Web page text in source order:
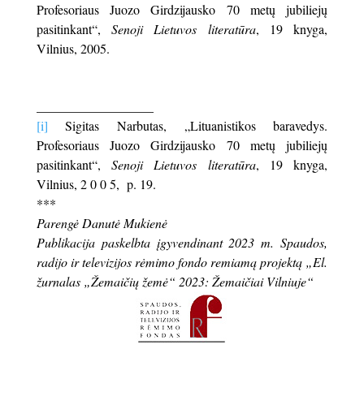
Profesoriaus Juozo Girdzijausko 70 metų jubiliejų
pasitinkant“,Senoji Lietuvos literatūra, 19 knyga,
Vilnius, 2005.
[i] Sigitas Narbutas, „Lituanistikos baravedys.
Profesoriaus Juozo Girdzijausko 70 metų jubiliejų
pasitinkant“,Senoji Lietuvos literatūra, 19 knyga,
Vilnius, 2 0 0 5, p. 19.
***
Parengė Danutė Mukienė
Publikacija paskelbta įgyvendinant 2023 m. Spaudos,
radijo ir televizijos rėmimo fondo remiamą projektą „El.
žurnalas „Žemaičių žemė“ 2023: Žemaičiai Vilniuje“